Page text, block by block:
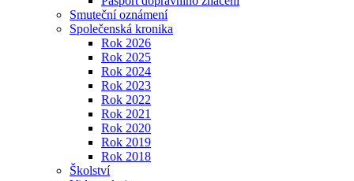
Smuteční oznámení
Společenská kronika
Rok 2026
Rok 2025
Rok 2024
Rok 2023
Rok 2022
Rok 2021
Rok 2020
Rok 2019
Rok 2018
Školství